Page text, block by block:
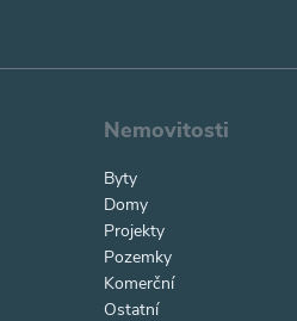
Nemovitosti
Byty
Domy
Projekty
Pozemky
Komerční
Ostatní